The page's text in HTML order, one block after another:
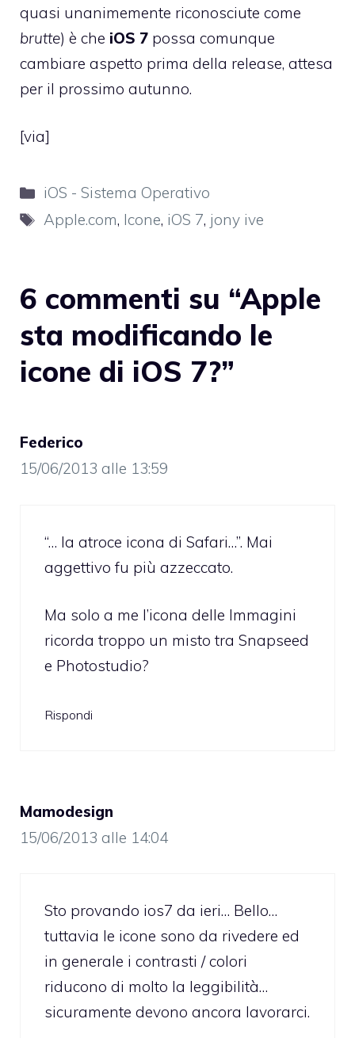
quasi unanimemente riconosciute come
brutte) è che iOS 7 possa comunque
cambiare aspetto prima della release, attesa
per il prossimo autunno.
[via]
Categorie
iOS - Sistema Operativo
Tag
Apple.com, Icone, iOS 7, jony ive
6 commenti su “Apple
sta modificando le
icone di iOS 7?”
Federico
15/06/2013 alle 13:59
“… la atroce icona di Safari…”. Mai
aggettivo fu più azzeccato.
Ma solo a me l’icona delle Immagini
ricorda troppo un misto tra Snapseed
e Photostudio?
Rispondi
Mamodesign
15/06/2013 alle 14:04
Sto provando ios7 da ieri… Bello…
tuttavia le icone sono da rivedere ed
in generale i contrasti / colori
riducono di molto la leggibilità…
sicuramente devono ancora lavorarci.